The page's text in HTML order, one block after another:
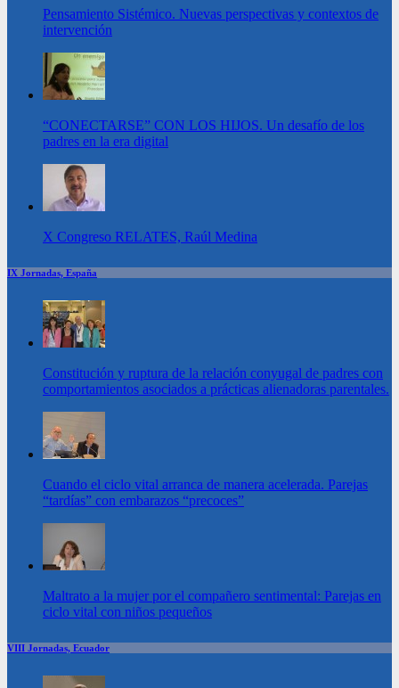
Pensamiento Sistémico. Nuevas perspectivas y contextos de
intervención
“CONECTARSE” CON LOS HIJOS. Un desafío de los
padres en la era digital
X Congreso RELATES, Raúl Medina
IX Jornadas, España
Constitución y ruptura de la relación conyugal de padres con
comportamientos asociados a prácticas alienadoras parentales.
Cuando el ciclo vital arranca de manera acelerada. Parejas
“tardías” con embarazos “precoces”
Maltrato a la mujer por el compañero sentimental: Parejas en
ciclo vital con niños pequeños
VIII Jornadas, Ecuador